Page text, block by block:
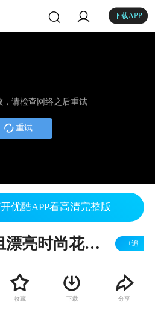
下载APP
，请检查网络之后重试
重试
优酷APP看高清完整版
FCPX插件-10组漂亮时尚花纹生长婚礼名字日期标题动画 +追
收藏 下载 分享